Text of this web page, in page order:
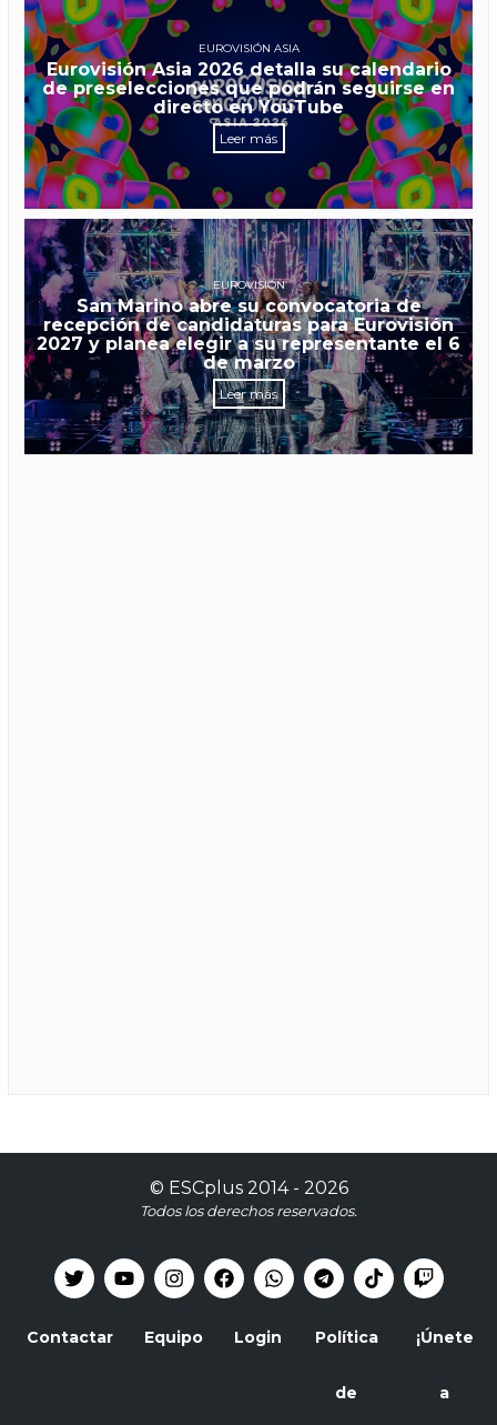
EUROVISIÓN ASIA
Eurovisión Asia 2026 detalla su calendario
de preselecciones que podrán seguirse en
directo en YouTube
Leer más
EUROVISIÓN
San Marino abre su convocatoria de
recepción de candidaturas para Eurovisión
2027 y planea elegir a su representante el 6
de marzo
Leer más
© ESCplus2014 - 2026
Todos los derechos reservados.
Contactar Equipo Login Política
de
¡Únete
a